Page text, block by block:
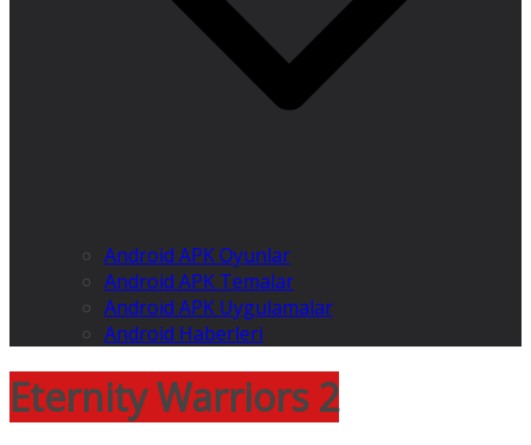
Android APK Oyunlar
Android APK Temalar
Android APK Uygulamalar
Android Haberleri
Eternity Warriors 2